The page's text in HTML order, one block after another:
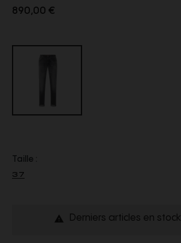
890,00 €
Taille :
37
 Derniers articles en stock